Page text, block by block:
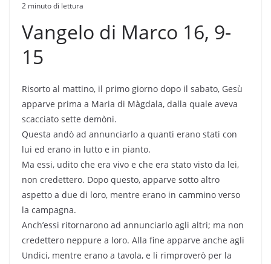
2 minuto di lettura
Vangelo di Marco 16, 9-
15
Risorto al mattino, il primo giorno dopo il sabato, Gesù
apparve prima a Maria di Màgdala, dalla quale aveva
scacciato sette demòni.
Questa andò ad annunciarlo a quanti erano stati con
lui ed erano in lutto e in pianto.
Ma essi, udito che era vivo e che era stato visto da lei,
non credettero. Dopo questo, apparve sotto altro
aspetto a due di loro, mentre erano in cammino verso
la campagna.
Anch’essi ritornarono ad annunciarlo agli altri; ma non
credettero neppure a loro. Alla fine apparve anche agli
Undici, mentre erano a tavola, e li rimproverò per la